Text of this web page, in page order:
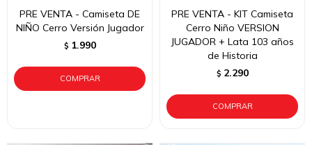
PRE VENTA - Camiseta DE
NIÑO Cerro Versión Jugador
$ 1.990
PRE VENTA - KIT Camiseta
Cerro Niño VERSION
JUGADOR + Lata 103 años
de Historia
$ 2.290